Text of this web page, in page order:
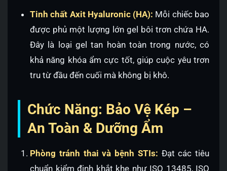
Tinh chất Axit Hyaluronic (HA): Mỗi chiếc bao
được phủ một lượng lớn gel bôi trơn chứa HA.
Đây là loại gel tan hoàn toàn trong nước, có
khả năng khóa ẩm cực tốt, giúp cuộc yêu trơn
tru từ đầu đến cuối mà không bị khô.
Chức Năng: Bảo Vệ Kép –
An Toàn & Dưỡng Ẩm
Phòng tránh thai và bệnh STIs: Đạt các tiêu
chuẩn kiểm định khắt khe như ISO 13485, ISO